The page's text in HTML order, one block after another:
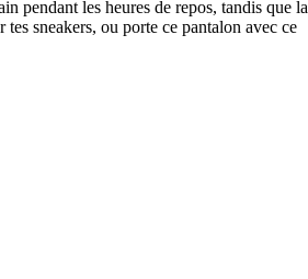
pendant les heures de repos, tandis que la
sneakers, ou porte ce pantalon avec ce